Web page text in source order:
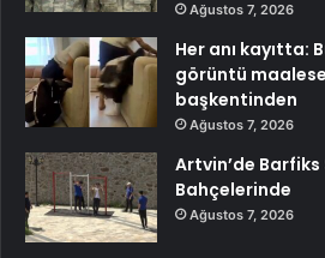
Ağustos 7, 2026
Her anı kayıtta:
görüntü
başkentinden
Ağustos 7, 2026
Artvin’de
Bahçelerinde
Ağustos 7, 2026